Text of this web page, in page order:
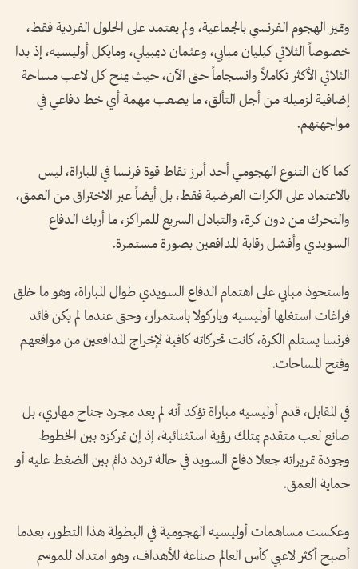
وتميز الهجوم الفرنسي بالجماعية، ولم يعتمد على الحلول الفردية فقط،
خصوصاً الثلاثي كيليان مبابي، وعثمان ديمبيلي، ومايكل أوليسيه، إذ بدا
الثلاثي الأكثر تكاملاً وانسجاماً حتى الآن، حيث يمنح كل لاعب مساحة
إضافية لزميله من أجل التألق، ما يصعب مهمة أي خط دفاعي في
مواجهتهم.
كما كان التنوع الهجومي أحد أبرز نقاط قوة فرنسا في المباراة، ليس
بالاعتماد على الكرات العرضية فقط، بل أيضاً عبر الاختراق من العمق،
والتحرك من دون كرة، والتبادل السريع للمراكز، ما أربك الدفاع
السويدي وأفشل رقابة المدافعين بصورة مستمرة.
واستحوذ مبابي على اهتمام الدفاع السويدي طوال المباراة، وهو ما خلق
فراغات استغلها أوليسيه وباركولا باستمرار، وحتى عندما لم يكن قائد
فرنسا يستلم الكرة، كانت تحركاته كافية لإخراج المدافعين من مواقعهم
وفتح المساحات.
في المقابل، قدم أوليسيه مباراة تؤكد أنه لم يعد مجرد جناح مهاري، بل
صانع لعب متقدم يمتلك رؤية استثنائية، إذ إن تمركزه بين الخطوط
وجودة تمريراته جعلا دفاع السويد في حالة تردد دائم بين الضغط عليه أو
حماية العمق.
وعكست مساهمات أوليسيه الهجومية في البطولة هذا التطور، بعدما
أصبح أكثر لاعبي كأس العالم صناعة للأهداف، وهو امتداد للموسم